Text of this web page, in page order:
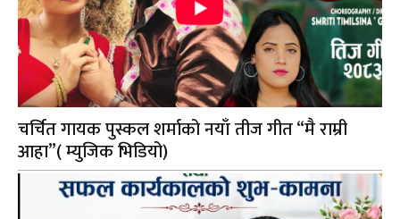
चर्चित गायक पुस्कल शर्माको नयाँ तीज गीत “मै राम्री
आहा”( म्युजिक भिडियो)